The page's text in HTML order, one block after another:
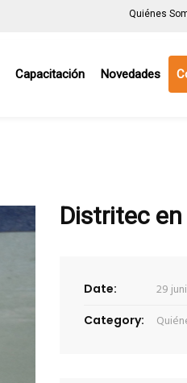
Quiénes
Capacitación Novedades
Distritec
Date: 29
Category: